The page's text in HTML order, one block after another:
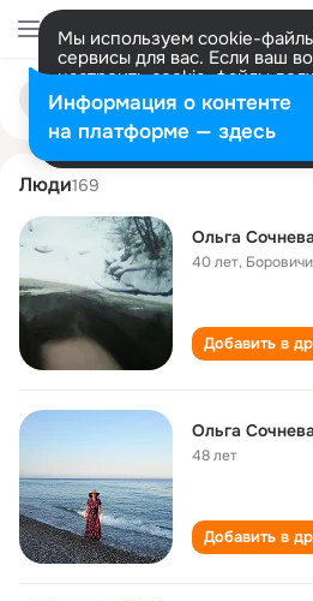
Мы используем cookie-
сервисы для вас. Если ваш
настроить cookie-файлы
представитель. Больше
Разрешить все Настроить
Поиск
людям
olga sochneva
Люди169
Ольга Сочнева
40 лет, Боровичи
Добавить в
Ольга Сочнева
48 лет
Добавить в
Информация о контенте
на платформе — здесь